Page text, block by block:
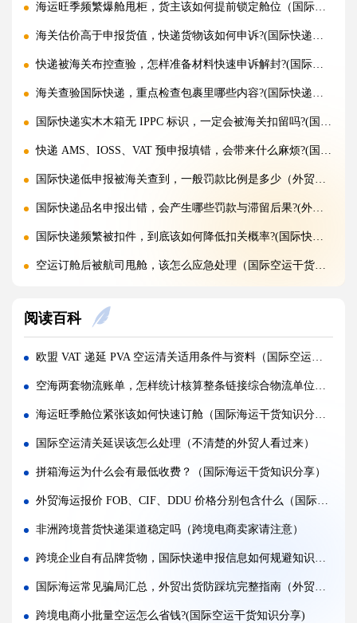
海运旺季频繁爆舱甩柜，货主该如何提前锁定舱位（国际海运干货知识分享）
海关估价高于申报货值，快递货物该如何申诉?(国际快递干货知识分享)
快递被海关布控查验，怎样准备材料快速申诉解封?(国际快递干货知识分享)
海关查验国际快递，重点检查包裹里哪些内容?(国际快递干货知识分享)
国际快递实木木箱无 IPPC 标识，一定会被海关扣留吗?(国际快递干货知识分享)
快递 AMS、IOSS、VAT 预申报填错，会带来什么麻烦?(国际快递干货知识分享)
国际快递低申报被海关查到，一般罚款比例是多少（外贸人请注意）
国际快递品名申报出错，会产生哪些罚款与滞留后果?(外贸人请注意)
国际快递频繁被扣件，到底该如何降低扣关概率?(国际快递干货知识分享)
空运订舱后被航司甩舱，该怎么应急处理（国际空运干货知识分享）
加急国际空运真的能提速，靠谱吗?(国际空运干货知识分享)
FBA 空运出现丢件破损，理赔流程怎么走（国际空运干货知识分享）
FBA 空运头程该怎么挑选靠谱物流货代（国际空运干货知识分享）
FBA 空运货物超重超尺寸会产生哪些附加费?(不清楚的亚马逊卖家看过来)
亚马逊 FBA 空运，空派和纯空运该怎么选择?(不清楚的亚马逊卖家看过来)
空运货物被海关布控，如何快速提交材料申诉（国际空运干货知识分享）
实木包装走国际空运必须做熏蒸热处理吗（国际空运干货知识分享）
国际空运低申报被海关查到，罚款比例是多少?(国际空运干货知识分享)
国际空运的运单有什么作用，包含哪些关键信息（国际空运干货知识分享）
阅读百科
欧盟 VAT 递延 PVA 空运清关适用条件与资料（国际空运干货知识分享）
空海两套物流账单，怎样统计核算整条链接综合物流单位成本（国际物流干货知识分享）
海运旺季舱位紧张该如何快速订舱（国际海运干货知识分享）
国际空运清关延误该怎么处理（不清楚的外贸人看过来）
拼箱海运为什么会有最低收费？（国际海运干货知识分享）
外贸海运报价 FOB、CIF、DDU 价格分别包含什么（国际海运干货知识分享）
非洲跨境普货快递渠道稳定吗（跨境电商卖家请注意）
跨境企业自有品牌货物，国际快递申报信息如何规避知识产权核查风险（跨境卖家必看篇）
国际海运常见骗局汇总，外贸出货防踩坑完整指南（外贸人必看篇）
跨境电商小批量空运怎么省钱?(国际空运干货知识分享)